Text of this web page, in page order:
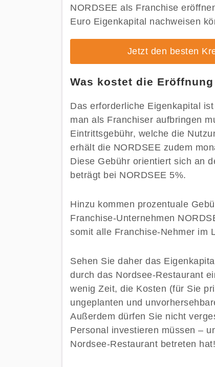
NORDSEE als Franchise
Euro Eigenkapital nachweisen
Jetzt den besten
Was kostet die
Das erforderliche Eigenkapital
man als Franchiser aufbringen
Eintrittsgebühr, welche die
erhält die NORDSEE zudem
Diese Gebühr orientiert sich an
beträgt bei NORDSEE 5%.
Hinzu kommen prozentuale
Franchise-Unternehmen
somit alle Franchise-Nehmer im
Sehen Sie daher das
durch das Nordsee-Restaurant
wenig Zeit, die Kosten (für Sie
ungeplanten und
Außerdem dürfen Sie nicht
Personal investieren müssen –
Nordsee-Restaurant betreten hat!